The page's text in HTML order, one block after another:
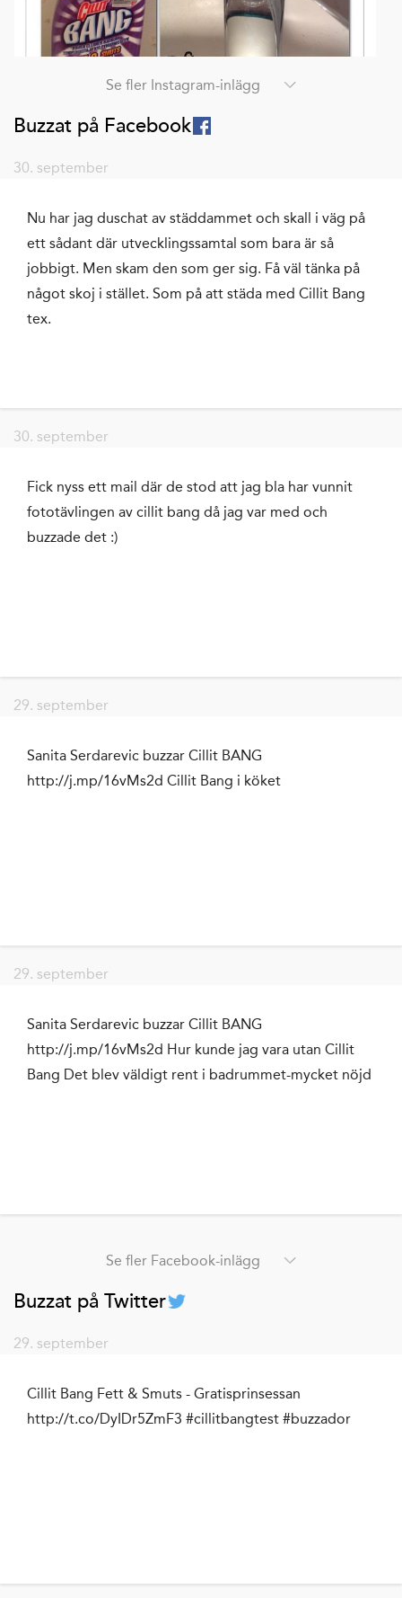
Se fler Instagram-inlägg
Buzzat på Facebook
30. september
Nu har jag duschat av städdammet och skall i väg på
ett sådant där utvecklingssamtal som bara är så
jobbigt. Men skam den som ger sig. Få väl tänka på
något skoj i stället. Som på att städa med Cillit Bang
tex.
30. september
Fick nyss ett mail där de stod att jag bla har vunnit
fototävlingen av cillit bang då jag var med och
buzzade det :)
29. september
Sanita Serdarevic buzzar Cillit BANG
http://j.mp/16vMs2d Cillit Bang i köket
29. september
Sanita Serdarevic buzzar Cillit BANG
http://j.mp/16vMs2d Hur kunde jag vara utan Cillit
Bang Det blev väldigt rent i badrummet-mycket nöjd
Se fler Facebook-inlägg
Buzzat på Twitter
29. september
Cillit Bang Fett & Smuts - Gratisprinsessan
http://t.co/DyIDr5ZmF3 #cillitbangtest #buzzador